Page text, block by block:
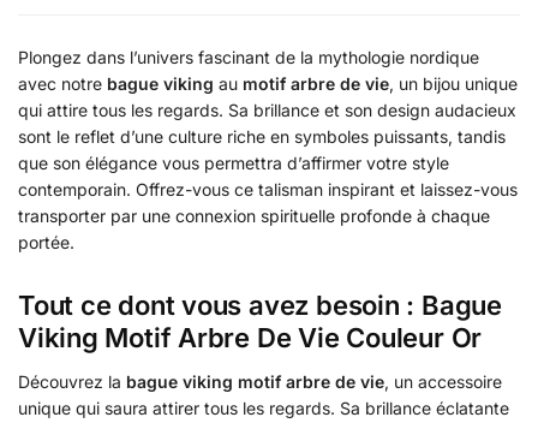
Plongez dans l’univers fascinant de la mythologie nordique
avec notre bague viking au motif arbre de vie, un bijou unique
qui attire tous les regards. Sa brillance et son design audacieux
sont le reflet d’une culture riche en symboles puissants, tandis
que son élégance vous permettra d’affirmer votre style
contemporain. Offrez-vous ce talisman inspirant et laissez-vous
transporter par une connexion spirituelle profonde à chaque
portée.
Tout ce dont vous avez besoin : Bague
Viking Motif Arbre De Vie Couleur Or
Découvrez la bague viking motif arbre de vie, un accessoire
unique qui saura attirer tous les regards. Sa brillance éclatante